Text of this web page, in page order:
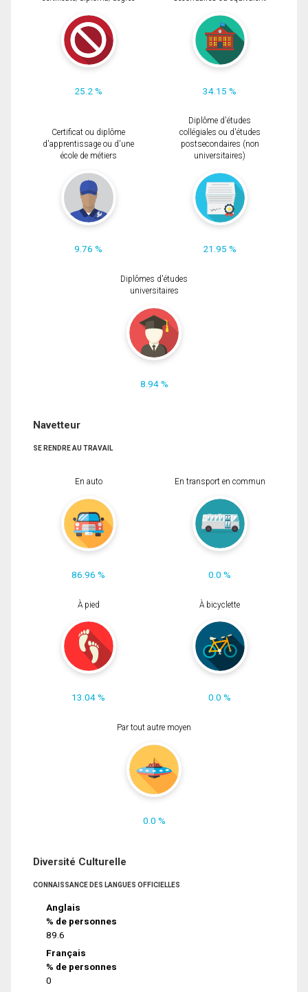
25.2 % 34.15 %
Certificat ou diplôme
d'apprentissage ou d'une
école de métiers
9.76 %
Diplôme d'études
collégiales ou d'études
postsecondaires (non
universitaires)
21.95 %
Diplômes d'études
universitaires
8.94 %
Navetteur
SE RENDRE AU TRAVAIL
En auto
86.96 %
En transport en commun
0.0 %
À pied
13.04 %
À bicyclette
0.0 %
Par tout autre moyen
0.0 %
Diversité Culturelle
CONNAISSANCE DES LANGUES OFFICIELLES
Anglais
% de personnes
89.6
Français
% de personnes
0